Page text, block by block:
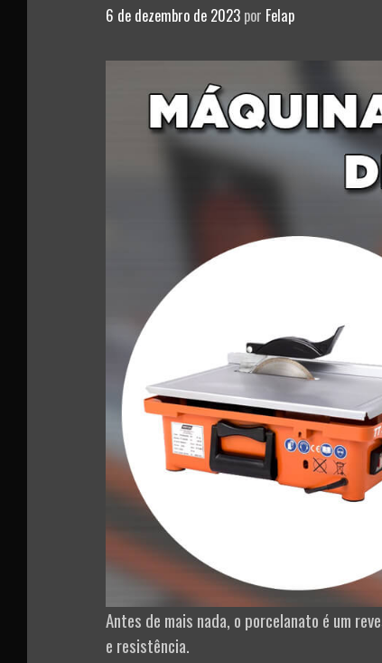
6 de dezembro de 2023 por Felap
Antes de mais nada, o porcelanato é um
e resistência.